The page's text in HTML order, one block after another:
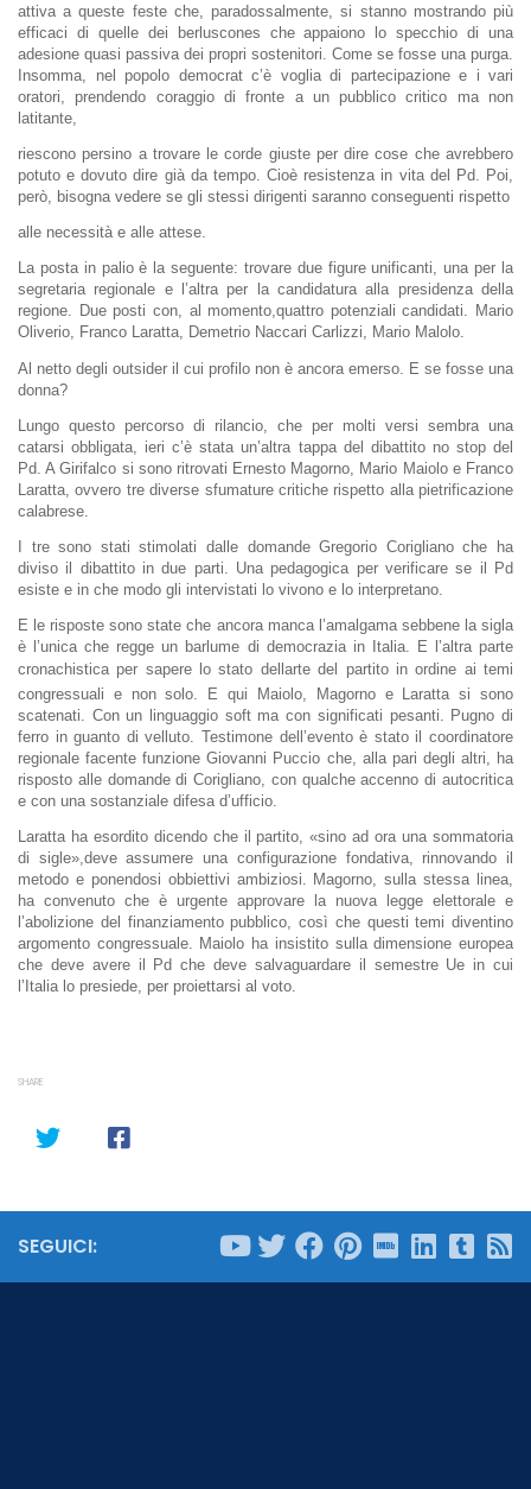
attiva a queste feste che, paradossalmente, si stanno mostrando più
efficaci di quelle dei berluscones che appaiono lo specchio di una
adesione quasi passiva dei propri sostenitori. Come se fosse una purga.
Insomma, nel popolo democrat c’è voglia di partecipazione e i vari
oratori, prendendo coraggio di fronte a un pubblico critico ma non
latitante,
riescono persino a trovare le corde giuste per dire cose che avrebbero
potuto e dovuto dire già da tempo. Cioè resistenza in vita del Pd. Poi,
però, bisogna vedere se gli stessi dirigenti saranno conseguenti rispetto
alle necessità e alle attese.
La posta in palio è la seguente: trovare due figure unificanti, una per la
segretaria regionale e l’altra per la candidatura alla presidenza della
regione. Due posti con, al momento,quattro potenziali candidati. Mario
Oliverio, Franco Laratta, Demetrio Naccari Carlizzi, Mario Malolo.
Al netto degli outsider il cui profilo non è ancora emerso. E se fosse una
donna?
Lungo questo percorso di rilancio, che per molti versi sembra una
catarsi obbligata, ieri c’è stata un’altra tappa del dibattito no stop del
Pd. A Girifalco si sono ritrovati Ernesto Magorno, Mario Maiolo e Franco
Laratta, ovvero tre diverse sfumature critiche rispetto alla pietrificazione
calabrese.
I tre sono stati stimolati dalle domande Gregorio Corigliano che ha
diviso il dibattito in due parti. Una pedagogica per verificare se il Pd
esiste e in che modo gli intervistati lo vivono e lo interpretano.
E le risposte sono state che ancora manca l’amalgama sebbene la sigla
è l’unica che regge un barlume di democrazia in Italia. E l’altra parte
cronachistica per sapere lo stato dellarte del partito in ordine ai temi
congressuali e non solo. E qui Maiolo, Magorno e Laratta si sono
scatenati. Con un linguaggio soft ma con significati pesanti. Pugno di
ferro in guanto di velluto. Testimone dell’evento è stato il coordinatore
regionale facente funzione Giovanni Puccio che, alla pari degli altri, ha
risposto alle domande di Corigliano, con qualche accenno di autocritica
e con una sostanziale difesa d’ufficio.
Laratta ha esordito dicendo che il partito, «sino ad ora una sommatoria
di sigle»,deve assumere una configurazione fondativa, rinnovando il
metodo e ponendosi obbiettivi ambiziosi. Magorno, sulla stessa linea,
ha convenuto che è urgente approvare la nuova legge elettorale e
l’abolizione del finanziamento pubblico, così che questi temi diventino
argomento congressuale. Maiolo ha insistito sulla dimensione europea
che deve avere il Pd che deve salvaguardare il semestre Ue in cui
l’Italia lo presiede, per proiettarsi al voto.
SHARE
SEGUICI: